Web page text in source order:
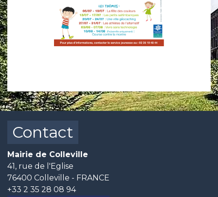
Contact
Mairie de Colleville
41, rue de l'Eglise
76400 Colleville - FRANCE
+33 2 35 28 08 94